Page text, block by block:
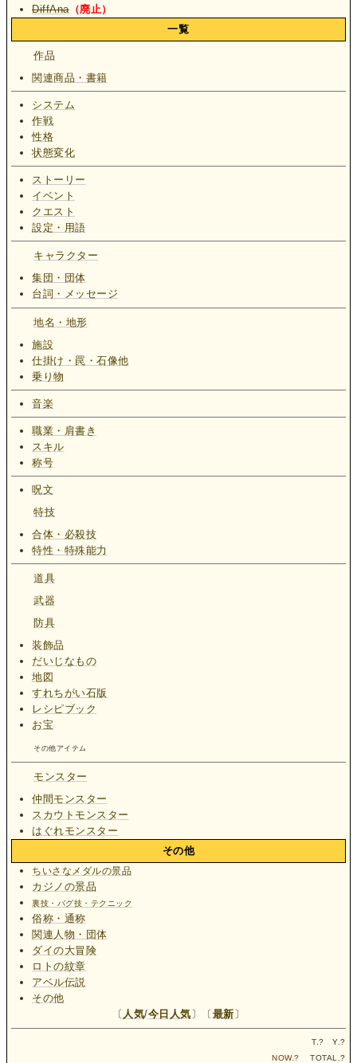
DiffAna（廃止）
一覧
作品
関連商品・書籍
システム
作戦
性格
状態変化
ストーリー
イベント
クエスト
設定・用語
キャラクター
集団・団体
台詞・メッセージ
地名・地形
施設
仕掛け・罠・石像他
乗り物
音楽
職業・肩書き
スキル
称号
呪文
特技
合体・必殺技
特性・特殊能力
道具
武器
防具
装飾品
だいじなもの
地図
すれちがい石版
レシピブック
お宝
その他アイテム
モンスター
仲間モンスター
スカウトモンスター
はぐれモンスター
その他
ちいさなメダルの景品
カジノの景品
裏技・バグ技・テクニック
俗称・通称
関連人物・団体
ダイの大冒険
ロトの紋章
アベル伝説
その他
〔 人気/今日人気 〕〔 最新 〕
T.? Y.?
NOW.? TOTAL.?